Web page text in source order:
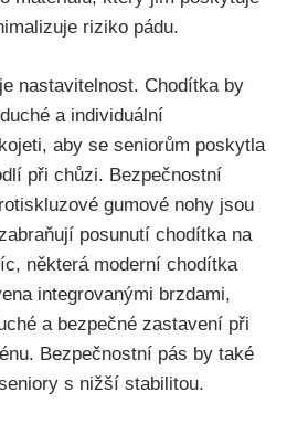
riziko pádu.
nastavitelnost. Chodítka by
a individuální
aby se ‌seniorům poskytla
při chůzi. Bezpečnostní
‌gumové ​nohy jsou
posunutí chodítka na
některá moderní ⁢chodítka
integrovanými ⁢brzdami,
​a bezpečné zastavení při
Bezpečnostní pás‍ by také
s ⁤nižší stabilitou.